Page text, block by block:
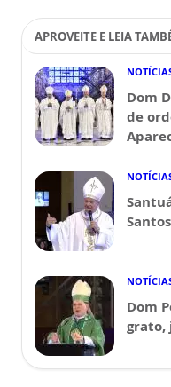
APROVEITE E LEIA
Dom
de
Dom
grato,